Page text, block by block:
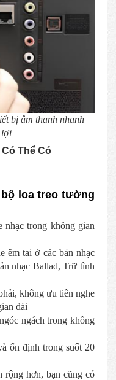
bị âm thanh nhanh
lợi
Thể Có
loa treo tường
nhạc trong không gian
êm tai ở các bản nhạc
nhạc Ballad, Trữ tình
không ưu tiên nghe
dài
ngách trong không
ổn định trong suốt 20
hơn, bạn cũng có